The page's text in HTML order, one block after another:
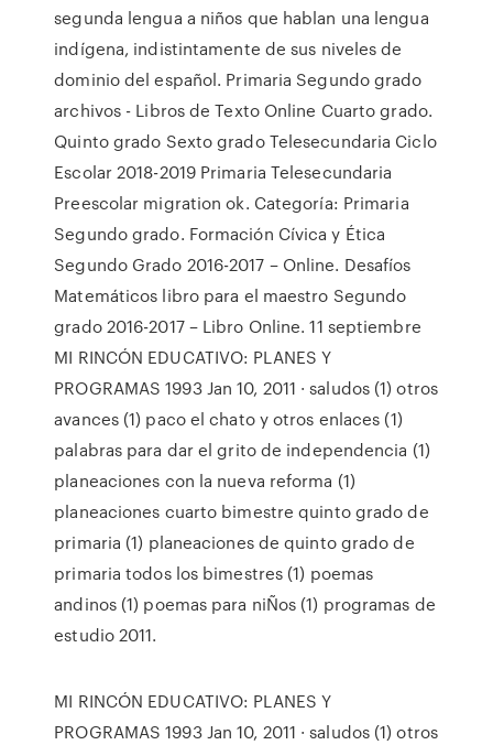
segunda lengua a niños que hablan una lengua
indígena, indistintamente de sus niveles de
dominio del español. Primaria Segundo grado
archivos - Libros de Texto Online Cuarto grado.
Quinto grado Sexto grado Telesecundaria Ciclo
Escolar 2018-2019 Primaria Telesecundaria
Preescolar migration ok. Categoría: Primaria
Segundo grado. Formación Cívica y Ética
Segundo Grado 2016-2017 – Online. Desafíos
Matemáticos libro para el maestro Segundo
grado 2016-2017 – Libro Online. 11 septiembre
MI RINCÓN EDUCATIVO: PLANES Y
PROGRAMAS 1993 Jan 10, 2011 · saludos (1) otros
avances (1) paco el chato y otros enlaces (1)
palabras para dar el grito de independencia (1)
planeaciones con la nueva reforma (1)
planeaciones cuarto bimestre quinto grado de
primaria (1) planeaciones de quinto grado de
primaria todos los bimestres (1) poemas
andinos (1) poemas para niÑos (1) programas de
estudio 2011.
MI RINCÓN EDUCATIVO: PLANES Y
PROGRAMAS 1993 Jan 10, 2011 · saludos (1) otros